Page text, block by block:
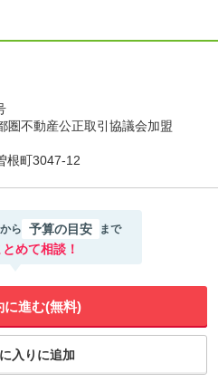
圏不動産公正取引協議会加盟
根町3047-12
から 予算の目安 まで
めて相談！
に進む(無料)